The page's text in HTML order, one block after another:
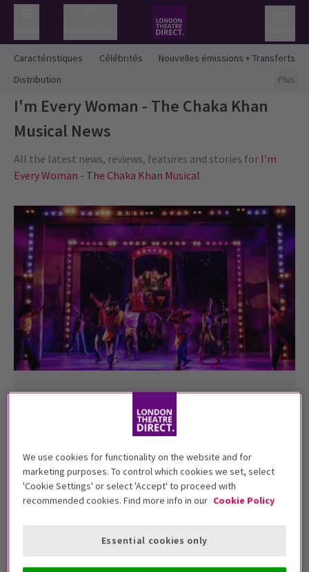
Caractéristiques Célébrités
Nouvelles émissions + Transferts
Distribution
Plus
I'm Every Woman - The Chaka Khan
Musical News
All the latest news, reviews, features and stories for I'm
Every Woman - The Chaka Khan Musical
ACTUALITÉS / CRITIQUES / CARACTÉRISTIQUES / CÉLÉBRITÉS /
NOUVELLES ÉMISSIONS + TRANSFERTS
Personne ne voudra manquer I’m Every
Critique
I’m Every Woman : The Chaka Khan Musical a été débarqué
à Londres au Troubadour Wembley Park Thea...
We use cookies for functionality on the website and for
marketing purposes. To control which cookies we set, select
'Cookie Settings' or select 'Accept' to proceed with
recommended cookies. Find more info in our Cookie Policy
Essential cookies only